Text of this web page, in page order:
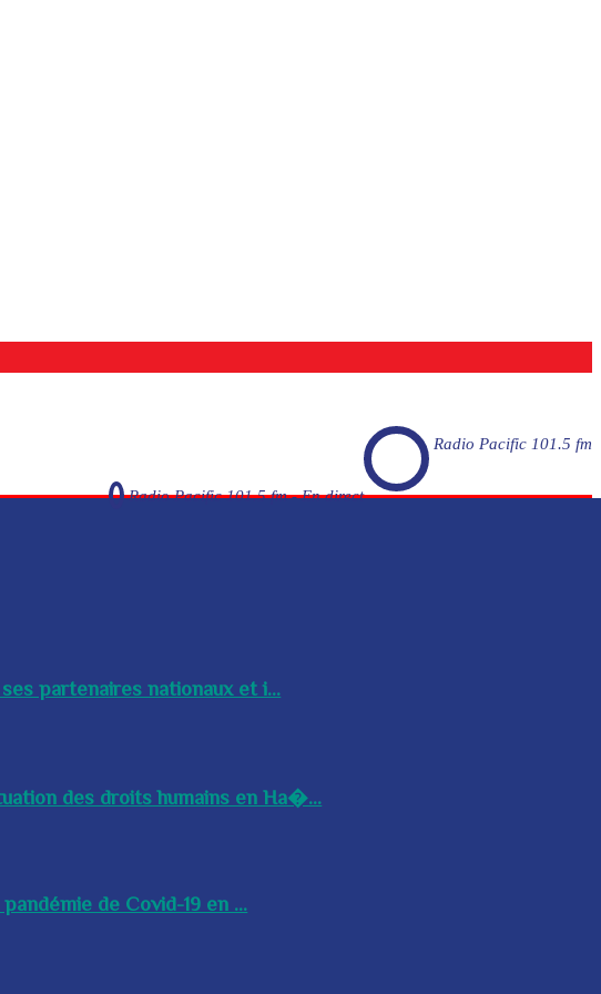
Radio Pacific 101.5 fm
Radio Pacific 101.5 fm - En direct
partenaires nationaux et i...
des droits humains en Ha�...
de Covid-19 en ...